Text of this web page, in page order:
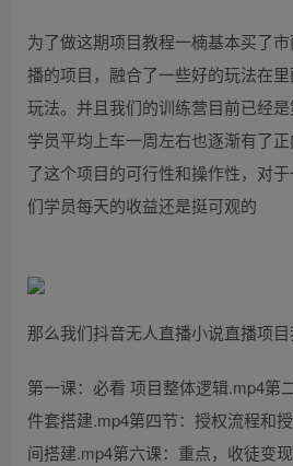
为了做这期项目教程一楠基本买了
播的项目，融合了一些好的玩法在
玩法。并且我们的训练营目前已经
学员平均上车一周左右也逐渐有了
了这个项目的可行性和操作性，对
们学员每天的收益还是挺可观的
那么我们抖音无人直播小说直播项
第一课：必看 项目整体逻辑.mp4第
件套搭建.mp4第四节：授权流程和
间搭建.mp4第六课：重点，收徒变